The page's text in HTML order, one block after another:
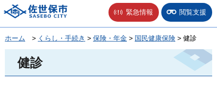
佐世保市 緊急情報 閲覧支援
ホーム > くらし・手続き > 保険・年金 > 国民健康保険 > 健診
健診